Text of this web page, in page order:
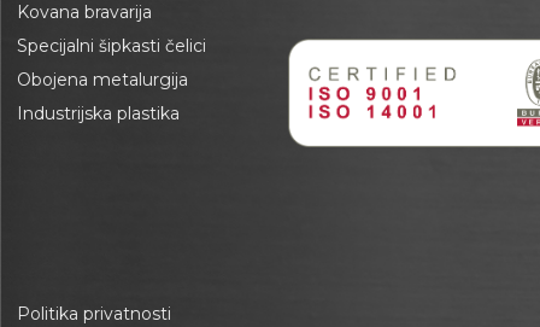
Kovana bravarija
Specijalni šipkasti čelici
Obojena metalurgija
Industrijska plastika
Politika privatnosti